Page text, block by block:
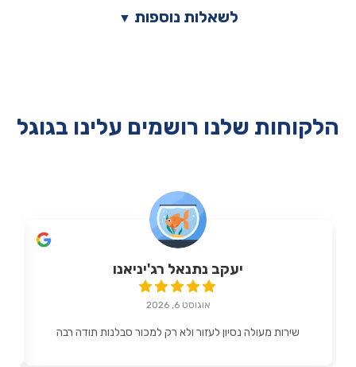
▼ לשאלות נוספות
הלקוחות שלנו רושמים עלינו בגוגל
יעקב נתנאל רג'יניאנו
אוגוסט 6, 2026
שירות מעולה נסיון לעזור ולא רק למכור סבלנות תודה רבה